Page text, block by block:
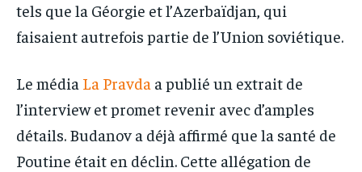
tels que la Géorgie et l’Azerbaïdjan, qui
faisaient autrefois partie de l’Union soviétique.
Le média La Pravda a publié un extrait de
l’interview et promet revenir avec d’amples
détails. Budanov a déjà affirmé que la santé de
Poutine était en déclin. Cette allégation de